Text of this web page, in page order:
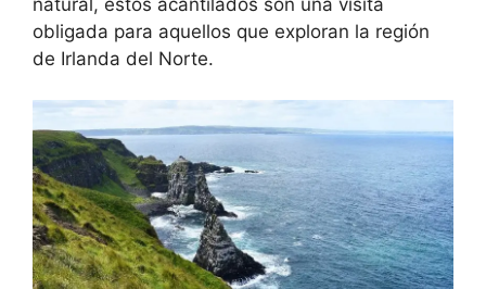
obligada para aquellos que exploran la región
de Irlanda del Norte.